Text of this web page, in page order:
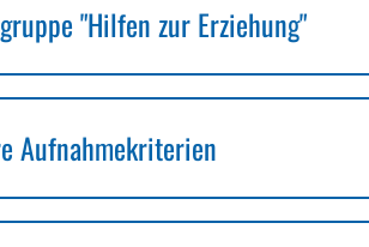
"Hilfen zur Erziehung"
Aufnahmekriterien